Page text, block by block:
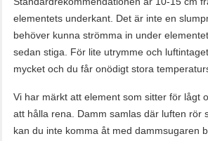
elementets underkant. Det är inte en
behöver kunna strömma in under
sedan stiga. För lite utrymme och
mycket och du får onödigt stora
Vi har märkt att element som sitter för lågt
att hålla rena. Damm samlas där luften rör
kan du inte komma åt med dammsugaren